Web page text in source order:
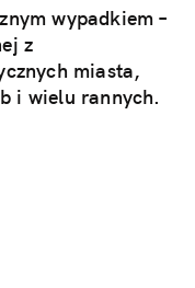
wypadkiem –
z
miasta,
i wielu rannych.